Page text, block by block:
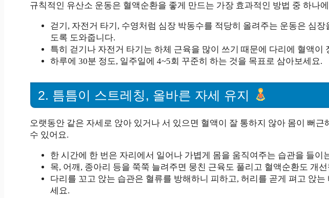
규칙적인 유산소 운동은 혈액순환을 좋게 만드는 가장 효과적인 방법 중 하나
걷기, 자전거 타기, 수영처럼 심장 박동수를 적당히 올려주는 운동은 심
도록 도와줍니다.
특히 걷기나 자전거 타기는 하체 근육을 많이 쓰기 때문에 다리에 혈액이
하루에 30분 정도, 일주일에 4~5회 꾸준히 하는 것을 목표로 삼아보세요.
2. 틈틈이 스트레칭, 올바른 자세 유지
오랫동안 같은 자세로 앉아 있거나 서 있으면 혈액이 잘 통하지 않아 몸이 뻐
수 있어요.
한 시간에 한 번은 자리에서 일어나 가볍게 몸을 움직여주는 습관을 들이
목, 어깨, 종아리 등을 쭉쭉 늘려주면 뭉친 근육도 풀리고 혈액순환도 개
다리를 꼬고 앉는 습관은 혈류를 방해하니 피하고, 허리를 곧게 펴고 앉
세요.